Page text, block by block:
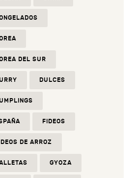
DEL SUR
DULCES
FIDEOS
DE ARROZ
GYOZA